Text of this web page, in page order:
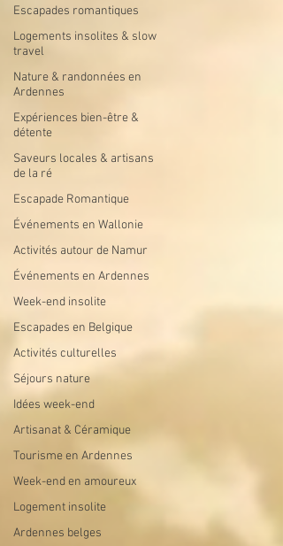
Escapades romantiques
Logements insolites & slow
travel
Nature & randonnées en
Ardennes
Expériences bien-être &
détente
Saveurs locales & artisans
de la ré
Escapade Romantique
Événements en Wallonie
Activités autour de Namur
Événements en Ardennes
Week-end insolite
Escapades en Belgique
Activités culturelles
Séjours nature
Idées week-end
Artisanat & Céramique
Tourisme en Ardennes
Week-end en amoureux
Logement insolite
Ardennes belges